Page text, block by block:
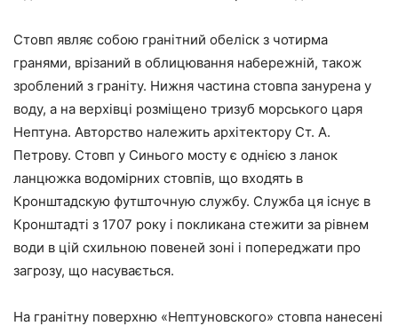
Стовп являє собою гранітний обеліск з чотирма
гранями, врізаний в облицювання набережній, також
зроблений з граніту. Нижня частина стовпа занурена у
воду, а на верхівці розміщено тризуб морського царя
Нептуна. Авторство належить архітектору Ст. А.
Петрову. Стовп у Синього мосту є однією з ланок
ланцюжка водомірних стовпів, що входять в
Кронштадскую футшточную службу. Служба ця існує в
Кронштадті з 1707 року і покликана стежити за рівнем
води в цій схильною повеней зоні і попереджати про
загрозу, що насувається.
На гранітну поверхню «Нептуновского» стовпа нанесені